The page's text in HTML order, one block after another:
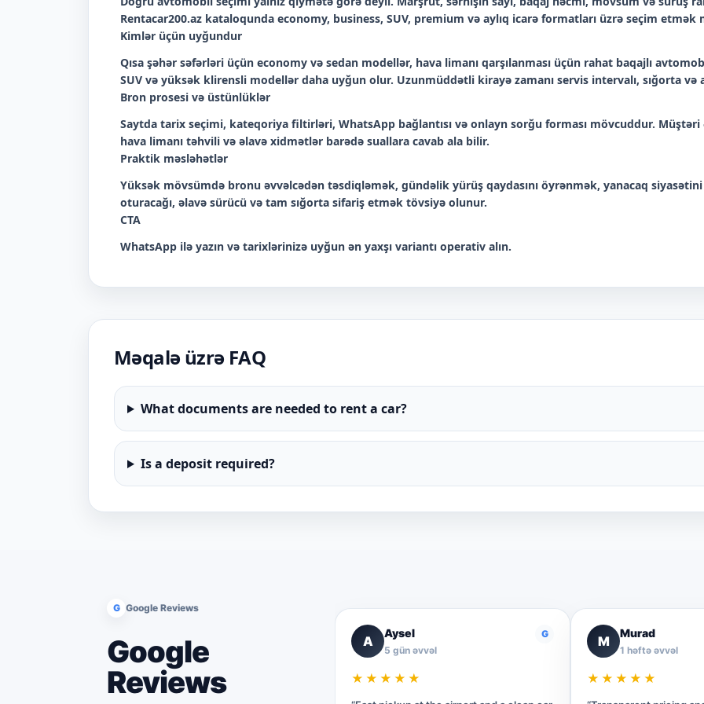
Rentacar200.az kataloqunda economy, business, SUV, premium və aylıq icarə formatları üzrə seçim
Kimlər üçün uyğundur
Qısa şəhər səfərləri üçün economy və sedan modellər, hava limanı qarşılanması üçün rahat baqajlı
SUV və yüksək klirensli modellər daha uyğun olur. Uzunmüddətli kirayə zamanı servis intervalı, sığorta
Bron prosesi və üstünlüklər
Saytda tarix seçimi, kateqoriya filtirləri, WhatsApp bağlantısı və onlayn sorğu forması mövcuddur. Müştəri
hava limanı təhvili və əlavə xidmətlər barədə suallara cavab ala bilir.
Praktik məsləhətlər
Yüksək mövsümdə bronu əvvəlcədən təsdiqləmək, gündəlik yürüş qaydasını öyrənmək, yanacaq
oturacağı, əlavə sürücü və tam sığorta sifariş etmək tövsiyə olunur.
CTA
WhatsApp ilə yazın və tarixlərinizə uyğun ən yaxşı variantı operativ alın.
Məqalə üzrə FAQ
What documents are needed to rent a car?
Is a deposit required?
G Google Reviews
Google
Reviews
A
Aysel
5 gün əvvəl
G
★★★★★
M
Murad
1 həftə əvvəl
★★★★★